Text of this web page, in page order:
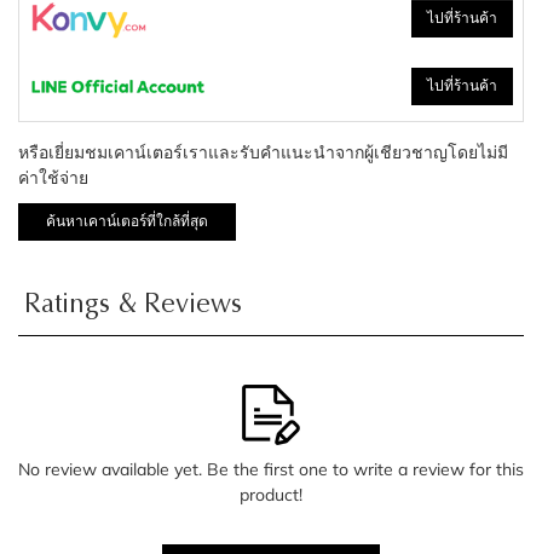
ไปที่ร้านค้า
ไปที่ร้านค้า
หรือเยี่ยมชมเคาน์เตอร์เราและรับคำแนะนำจากผู้เชียวชาญโดยไม่มี
ค่าใช้จ่าย
ค้นหาเคาน์เตอร์ที่ใกล้ที่สุด
Ratings & Reviews
No review available yet. Be the first one to write a review for this
product!